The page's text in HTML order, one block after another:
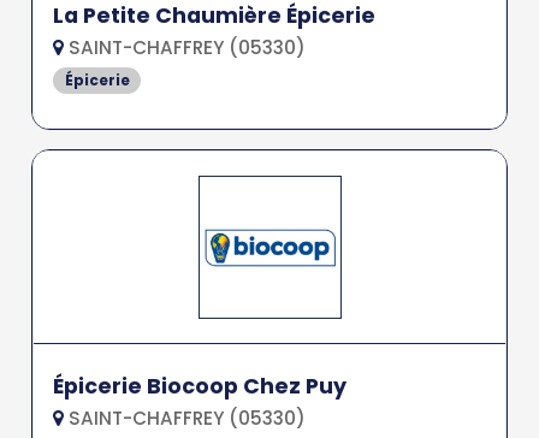
La Petite Chaumière Épicerie
SAINT-CHAFFREY (05330)
Épicerie
Épicerie Biocoop Chez Puy
SAINT-CHAFFREY (05330)